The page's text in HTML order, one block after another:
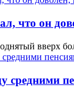
что он
вверх
средними